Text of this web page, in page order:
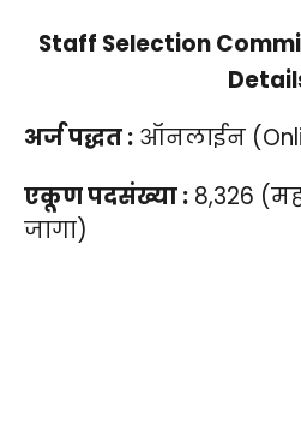
Staff Selection
अर्ज पद्धत : ऑनलाईन
एकूण पदसंख्या : 8,326
जागा)